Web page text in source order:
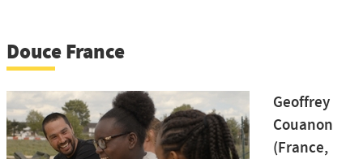
Douce France
Geoffrey
Couanon
(France,